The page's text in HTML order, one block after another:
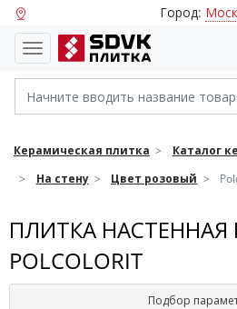
Город:
Керамическая плитка
Каталог
На стену
Цвет розовый
ПЛИТКА НАСТЕННАЯ
POLCOLORIT
Подбор